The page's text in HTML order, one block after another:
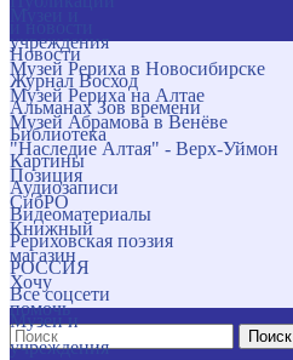
учреждения
Музей Рериха в Новосибирске
Музей Рериха на Алтае
Музей Абрамова в Венёве
"Наследие Алтая" - Верх-Уймон
Позиция
СибРО
Книжный
магазин
Хочу
помочь
Поиск
Новости
Журнал Восход
Альманах Зов времени
Библиотека
Картины
Аудиозаписи
Видеоматериалы
Рериховская поэзия
РОССИЯ
Все соцсети
Музеи и
учреждения